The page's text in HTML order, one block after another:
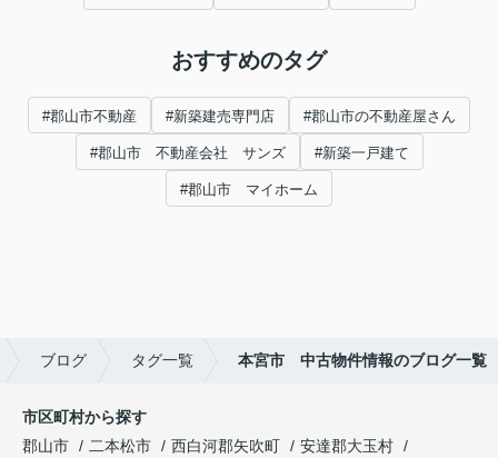
おすすめのタグ
#郡山市不動産 #新築建売専門店 #郡山市の不動産屋さん
#郡山市 不動産会社 サンズ #新築一戸建て
#郡山市 マイホーム
ブログ タグ一覧 本宮市 中古物件情報のブログ一覧
市区町村から探す
郡山市
二本松市 西白河郡矢吹町
安達郡大玉村